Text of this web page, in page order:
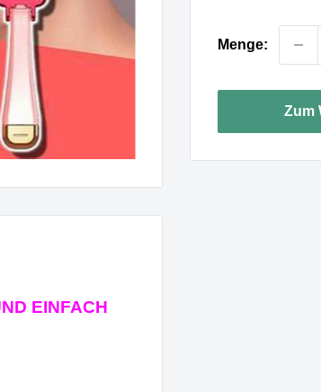
Menge:
Zum
EINFACH